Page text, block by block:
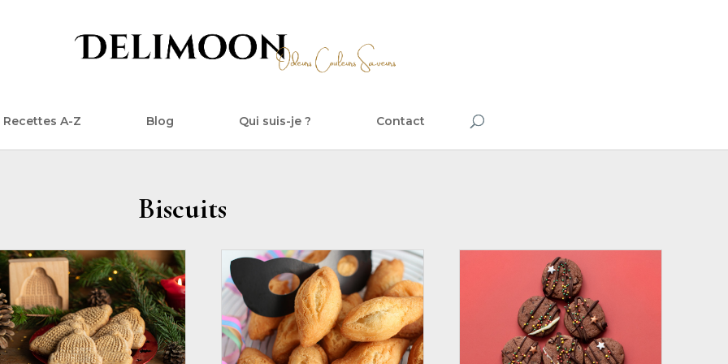
Recettes A-Z Blog Qui suis-je ? Contact
Biscuits